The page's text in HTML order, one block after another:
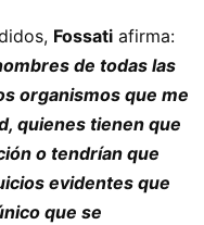
Fossati afirma:
de todas las
organismos que me
quienes tienen que
o tendrían que
evidentes que
que se